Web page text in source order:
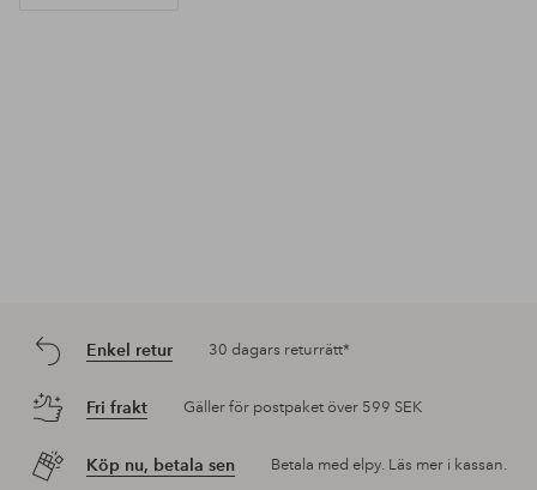
Enkel retur 30 dagars returrätt*
Fri frakt Gäller för postpaket över 599 SEK
Köp nu, betala sen Betala med elpy. Läs mer i kassan.